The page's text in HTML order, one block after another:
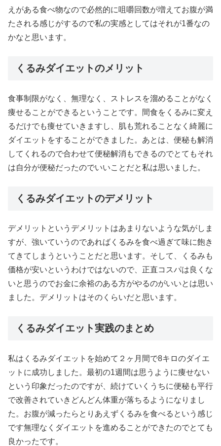
えがある食べ物なので必然的に咀嚼回数が増えてお腹が満
たされる感じがするので私の実感としてはそれが1番なの
かなと思います。
くるみダイエットのメリット
食事制限がなく、無理なく、ストレスを溜めることがなく
痩せることができるということです。間食をくるみに変え
るだけでも痩せていきますし、肌も荒れることなく綺麗に
ダイエットをすることができました。あとは、便秘も解消
してくれるので合わせて便秘解消もできるのでとてもそれ
は自分が便秘だったのでいいことだと私は思いました。
くるみダイエットのデメリット
デメリットというデメリットはあまりないような気がしま
すが、強いていうのであればくるみを食べ過ぎて味に飽き
てきてしまうということだと思います。そして、くるみも
価格が安いというわけではないので、正直コスパは良くな
いと思うのでお金に余裕のある方がやるのがいいとは思い
ました。デメリットはそのくらいだと思います。
くるみダイエット実践のまとめ
私はくるみダイエットを始めて２ヶ月間で8キロのダイエ
ットに成功しました。最初の1週間は思うように痩せない
という印象だったのですが、続けていくうちに便秘も平行
で改善されていきどんどん体重が落ちるようになりまし
た。お腹が減ったらとりあえずくるみを食べるという感じ
です無理なくダイエットを進めることができたのでとても
良かったです。